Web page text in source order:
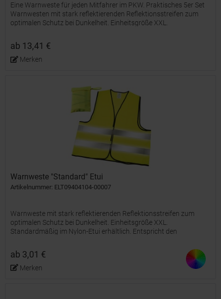
Eine Warnweste für jeden Mitfahrer im PKW. Praktisches 5er Set
Warnwesten mit stark reflektierenden Reflektionsstreifen zum
optimalen Schutz bei Dunkelheit. Einheitsgröße XXL.
ab 13,41 €
Merken
Warnweste "Standard" Etui
Artikelnummer: ELT09404104-00007
Warnweste mit stark reflektierenden Reflektionsstreifen zum
optimalen Schutz bei Dunkelheit. Einheitsgröße XXL.
Standardmäßig im Nylon-Etui erhältlich. Entspricht den
ISO...
ab 3,01 €
Merken